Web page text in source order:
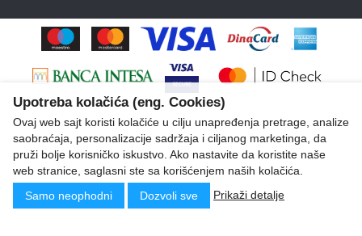
Upotreba kolačića (eng. Cookies)
Ovaj web sajt koristi kolačiće u cilju unapređenja pretrage, analize
saobraćaja, personalizacije sadržaja i ciljanog marketinga, da
pruži bolje korisničko iskustvo. Ako nastavite da koristite naše
web stranice, saglasni ste sa korišćenjem naših kolačića.
Samo neophodni
Dozvoli sve Prikaži detalje